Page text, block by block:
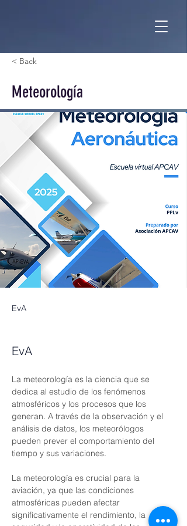
< Back
Meteorología
EvA
EvA
La meteorología es la ciencia que se
dedica al estudio de los fenómenos
atmosféricos y los procesos que los
generan. A través de la observación y el
análisis de datos, los meteorólogos
pueden prever el comportamiento del
tiempo y sus variaciones.
La meteorología es crucial para la
aviación, ya que las condiciones
atmosféricas pueden afectar
significativamente el rendimiento, la